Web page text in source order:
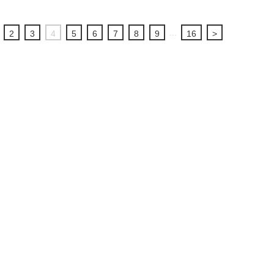
2 3 4 5 6 7 8 9 ... 16 >